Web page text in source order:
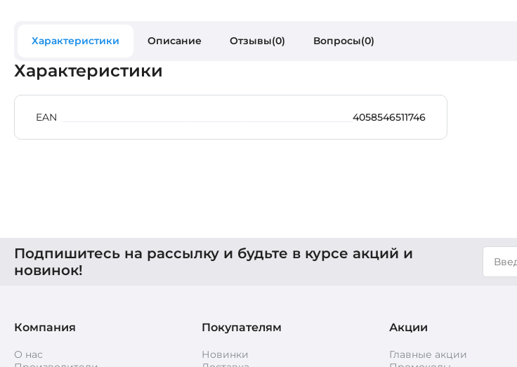
Характеристики Описание Отзывы(0) Вопросы(0)
Характеристики
EAN 4058546511746
Подпишитесь на рассылку и будьте в курсе акций и
новинок!
Компания
О нас
Покупателям
Новинки
Акции
Главные акции